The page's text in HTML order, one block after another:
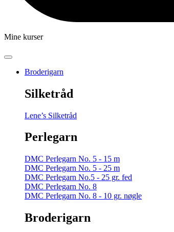
Mine kurser
Broderigarn
Silketråd
Lene’s Silketråd
Perlegarn
DMC Perlegarn No. 5 - 15 m
DMC Perlegarn No. 5 - 25 m
DMC Perlegarn No.5 - 25 gr. fed
DMC Perlegarn No. 8
DMC Perlegarn No. 8 - 10 gr. nøgle
Broderigarn